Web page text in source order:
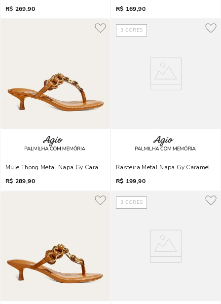
R$ 269,90
R$ 169,90
Mule Thong Metal Napa Gy Caramelo Safari Salto Fino
R$ 289,90
3 CORES
Rasteira Metal Napa Gy Caramelo
R$ 199,90
3 CORES